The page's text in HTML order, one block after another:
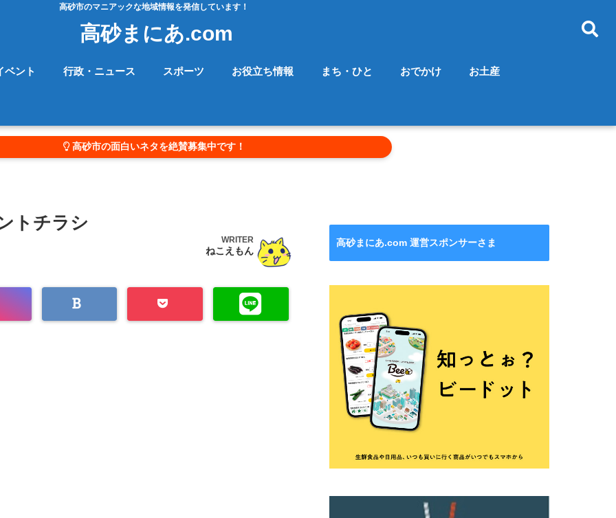
高砂市のマニアックな地域情報を発信しています！
高砂まにあ.com
ベント 行政・ニュース スポーツ お役立ち情報 まち・ひと おでかけ お土産
高砂市の面白いネタを絶賛募集中です！
トチラシ
WRITER
ねこえもん
高砂まにあ.com 運営スポンサーさま